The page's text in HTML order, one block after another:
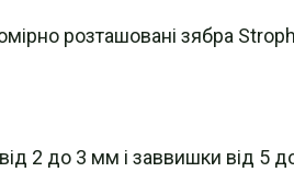
розташовані зябра
2 до 3 мм і заввишки від 5